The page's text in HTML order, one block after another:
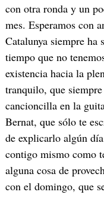
con otra ronda y un
mes. Esperamos con
Catalunya siempre ha
tiempo que no
existencia hacia la
tranquilo, que
cancioncilla en la
Bernat, que sólo te
de explicarlo algún
contigo mismo como
alguna cosa de
con el domingo, que